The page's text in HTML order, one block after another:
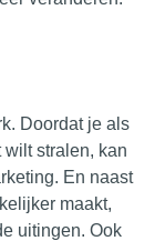
Doordat je als
stralen, kan
. En naast
maakt,
uitingen. Ook